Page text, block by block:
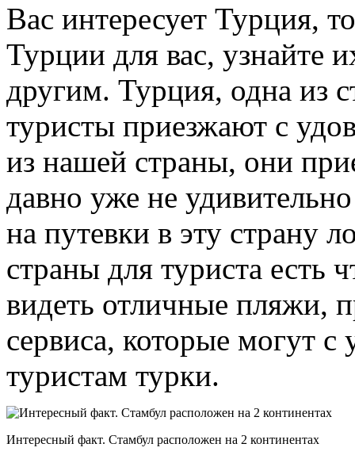
Вас интересует Турция,
Турции для вас, узнайте
другим. Турция, одна из
туристы приезжают с
из нашей страны, они
давно уже не
на путевки в эту страну
страны для туриста есть
видеть отличные пляжи,
сервиса, которые могут
туристам турки.
Интересный факт. Стамбул расположен на 2 континентах